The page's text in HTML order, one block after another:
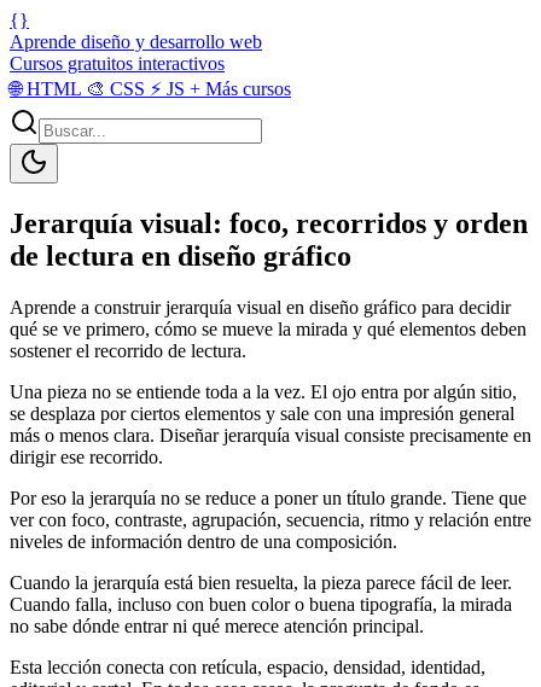
{}
Aprende diseño y desarrollo web
Cursos gratuitos interactivos
🌐HTML 🎨 CSS ⚡ JS + Más cursos
Jerarquía visual: foco, recorridos y orden
de lectura en diseño gráfico
Aprende a construir jerarquía visual en diseño gráfico para decidir
qué se ve primero, cómo se mueve la mirada y qué elementos deben
sostener el recorrido de lectura.
Una pieza no se entiende toda a la vez. El ojo entra por algún sitio,
se desplaza por ciertos elementos y sale con una impresión general
más o menos clara. Diseñar jerarquía visual consiste precisamente en
dirigir ese recorrido.
Por eso la jerarquía no se reduce a poner un título grande. Tiene que
ver con foco, contraste, agrupación, secuencia, ritmo y relación entre
niveles de información dentro de una composición.
Cuando la jerarquía está bien resuelta, la pieza parece fácil de leer.
Cuando falla, incluso con buen color o buena tipografía, la mirada
no sabe dónde entrar ni qué merece atención principal.
Esta lección conecta con retícula, espacio, densidad, identidad,